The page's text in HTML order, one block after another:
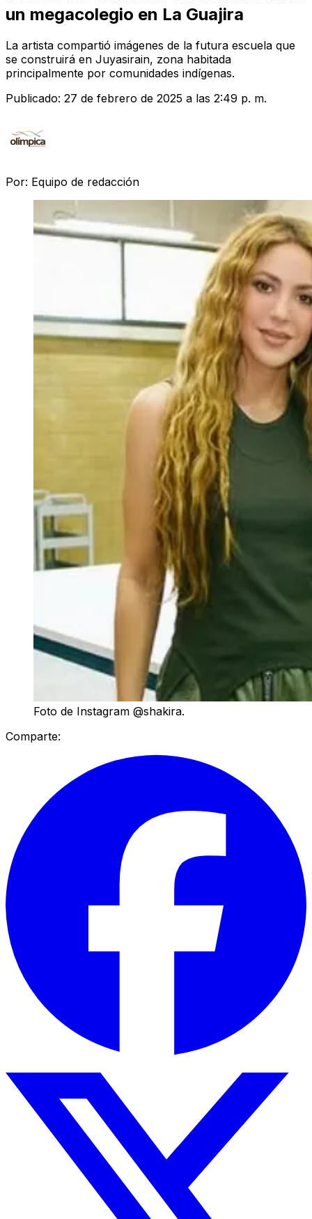
un megacolegio en La Guajira
La artista compartió imágenes de la futura escuela que
se construirá en Juyasirain, zona habitada
principalmente por comunidades indígenas.
Publicado: 27 de febrero de 2025 a las 2:49 p. m.
Por: Equipo de redacción
Foto de Instagram @shakira.
Comparte: